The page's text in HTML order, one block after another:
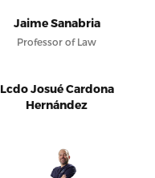
Jaime Sanabria
Professor of Law
Lcdo Josué Cardona
Hernández